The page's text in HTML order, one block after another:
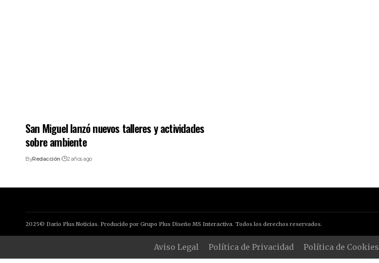
San Miguel lanzó nuevos talleres y actividades
sobre ambiente
ByRedacción 2 años ago
2025© Dario Plus Noticias. Producido por Grupo Plus Diseño MS Interactiva. Todos los derechos reservados.
Aviso Legal Política de Privacidad Política de Cookies